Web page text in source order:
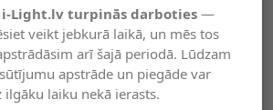
i-Light.lv turpinās darboties —
veikt jebkurā laikā, un mēs tos
arī šajā periodā. Lūdzam
apstrāde un piegāde var
laiku nekā ierasts.